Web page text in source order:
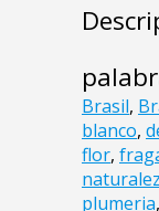
Brasil,
blanco,
flor,
plumeria,